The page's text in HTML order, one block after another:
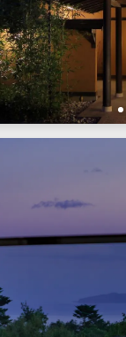
1